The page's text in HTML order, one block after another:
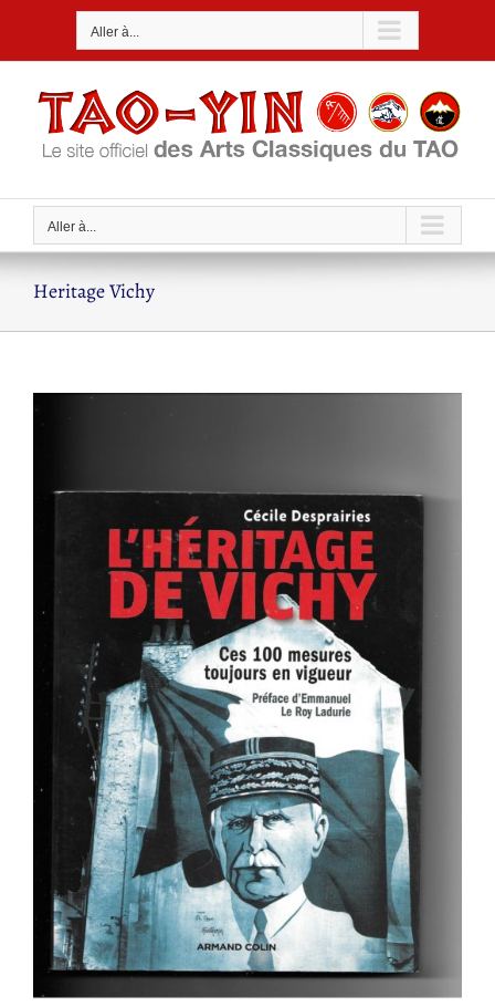
Aller à...
Aller à...
Heritage Vichy